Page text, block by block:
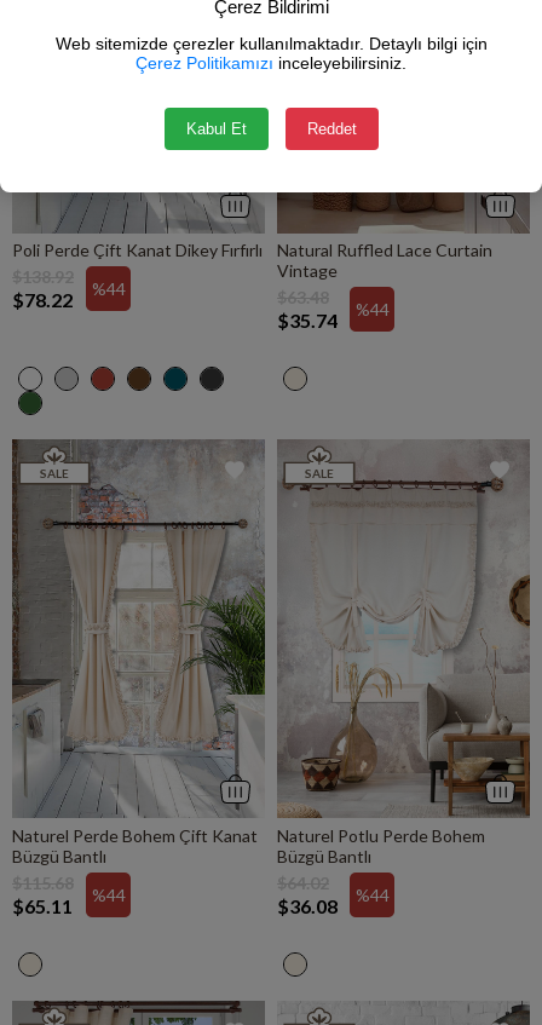
Poli Perde Çift Kanat Dikey Fırfırlı
$78.22
$138.92
%44
Natural Ruffled Lace Curtain
Vintage
$35.74
$63.48
%44
Naturel Perde Bohem Çift Kanat
Büzgü Bantlı
$65.11
$115.68
%44
SALE
Naturel Potlu Perde Bohem
Büzgü Bantlı
$36.08
$64.02
%44
SALE
Çerez Bildirimi
Web sitemizde çerezler kullanılmaktadır. Detaylı bilgi için
Çerez Politikamızı inceleyebilirsiniz.
Kabul Et Reddet